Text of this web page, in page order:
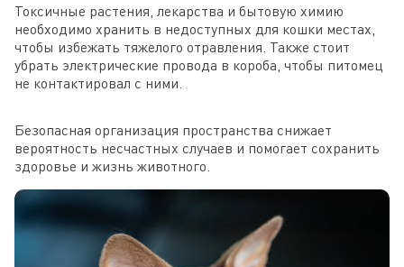
Токсичные растения, лекарства и бытовую химию
необходимо хранить в недоступных для кошки местах,
чтобы избежать тяжелого отравления. Также стоит
убрать электрические провода в короба, чтобы питомец
не контактировал с ними.
Безопасная организация пространства снижает
вероятность несчастных случаев и помогает сохранить
здоровье и жизнь животного.